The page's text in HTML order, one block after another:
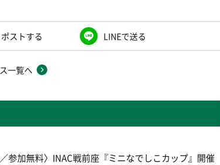
ポストする LINEで送る
一覧へ
参加無料〉INAC戦前座『ミニなでしこカップ』開催